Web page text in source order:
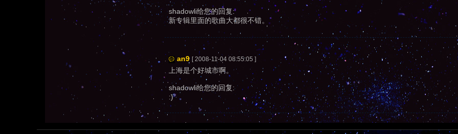
shadowli给您的回复:
新专辑里面的歌曲大都很不错。
an9 [ 2008-11-04 08:55:05 ]
上海是个好城市啊。
shadowli给您的回复:
:)